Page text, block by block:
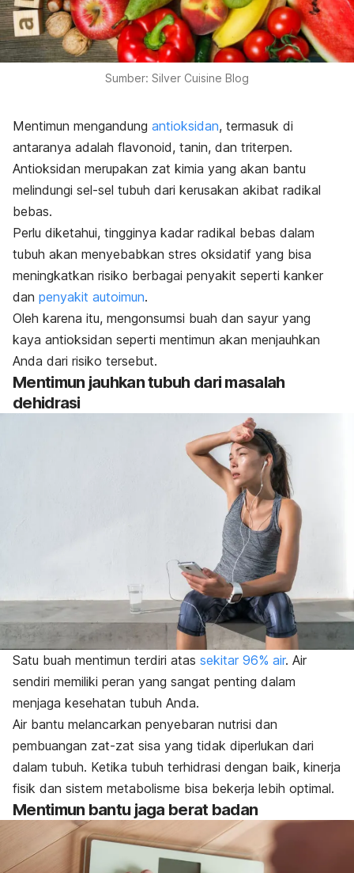
Sumber: Silver Cuisine Blog
Mentimun mengandung antioksidan, termasuk di
antaranya adalah flavonoid, tanin, dan triterpen.
Antioksidan merupakan zat kimia yang akan bantu
melindungi sel-sel tubuh dari kerusakan akibat radikal
bebas.
Perlu diketahui, tingginya kadar radikal bebas dalam
tubuh akan menyebabkan stres oksidatif yang bisa
meningkatkan risiko berbagai penyakit seperti kanker
dan penyakit autoimun.
Oleh karena itu, mengonsumsi buah dan sayur yang
kaya antioksidan seperti mentimun akan menjauhkan
Anda dari risiko tersebut.
Mentimun jauhkan tubuh dari masalah
dehidrasi
Satu buah mentimun terdiri atas sekitar 96% air. Air
sendiri memiliki peran yang sangat penting dalam
menjaga kesehatan tubuh Anda.
Air bantu melancarkan penyebaran nutrisi dan
pembuangan zat-zat sisa yang tidak diperlukan dari
dalam tubuh. Ketika tubuh terhidrasi dengan baik, kinerja
fisik dan sistem metabolisme bisa bekerja lebih optimal.
Mentimun bantu jaga berat badan